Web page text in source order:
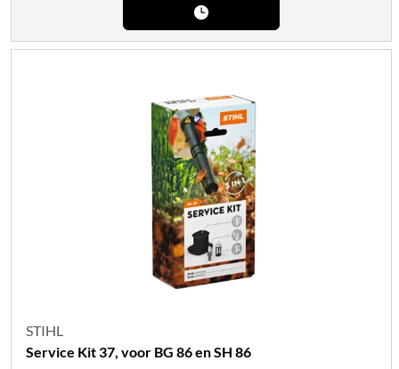
STIHL
Service Kit 37, voor BG 86 en SH 86